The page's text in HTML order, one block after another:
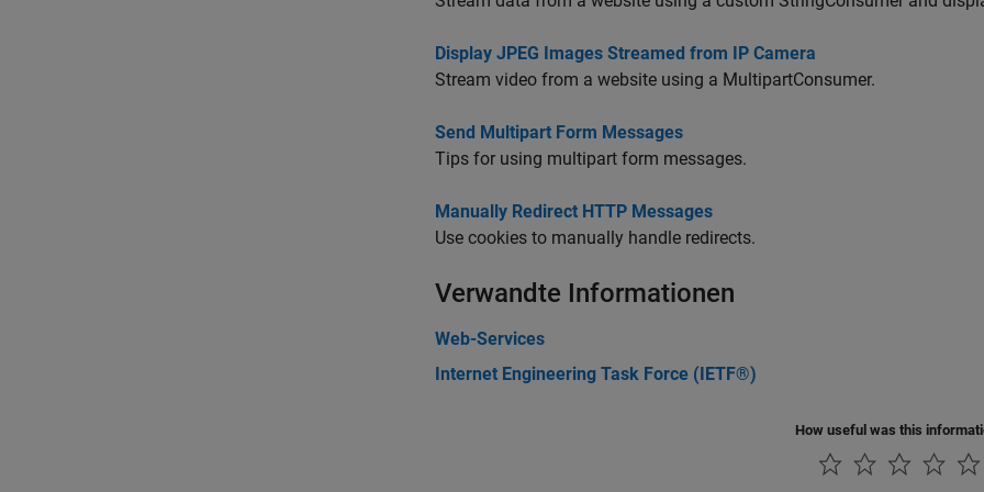
Display JPEG Images Streamed from IP Camera
Stream video from a website using a MultipartConsumer.
Send Multipart Form Messages
Tips for using multipart form messages.
Manually Redirect HTTP Messages
Use cookies to manually handle redirects.
Verwandte Informationen
Web-Services
Internet Engineering Task Force (IETF®)
How useful was this